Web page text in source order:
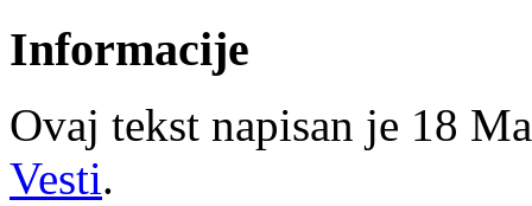
Informacije
Ovaj tekst napisan je 18
Vesti.